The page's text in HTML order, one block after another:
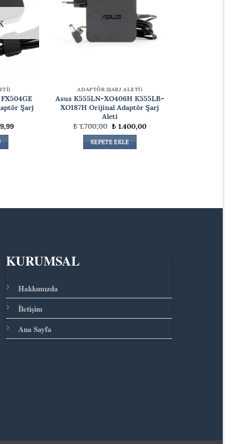
Şarj
Şuandaki
ADAPTÖR (ŞARJ ALETİ)
Asus K555LN-XO406H K555LB-
XO187H Orijinal Adaptör Şarj
Aleti
₺1.700,00Orijinal
fiyat:
₺ 1.700,00.
₺1.400,00Şuandaki
SEPETE EKLE
KURUMSAL
Hakkımızda
İletişim
Ana Sayfa